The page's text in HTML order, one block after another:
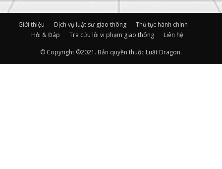
Giới thiệu Dịch vụ luật sư giao thông
Thủ tục hành chính
Hỏi & Đáp
Tra cứu lỗi vi phạm giao thông Liên hệ
© Copyright ®2021. Bản quyền thuộc Luật Dragon.